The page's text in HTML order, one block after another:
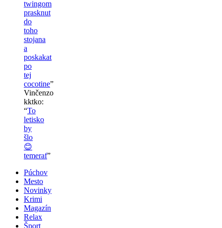
twingom
prasknut
do
toho
stojana
a
poskakat
po
tej
cocotine”
Vinčenzo
kktko:
“To
letisko
by
šlo
😊
temeraf”
Púchov
Mesto
Novinky
Krimi
Magazín
Relax
Šport